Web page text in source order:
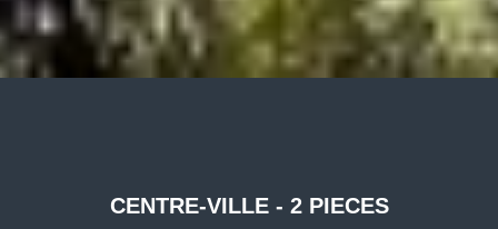
CENTRE-VILLE - 2 PIECES